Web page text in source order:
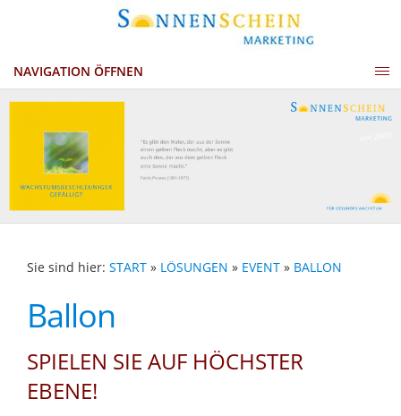
NAVIGATION ÖFFNEN
Sie sind hier: START » LÖSUNGEN » EVENT » BALLON
Ballon
SPIELEN SIE AUF HÖCHSTER
EBENE!